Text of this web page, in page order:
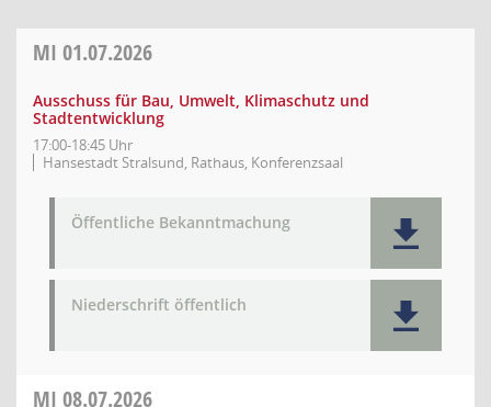
MI 01.07.2026
Ausschuss für Bau, Umwelt, Klimaschutz und
Stadtentwicklung
17:00-18:45 Uhr
Hansestadt Stralsund, Rathaus, Konferenzsaal
Öffentliche Bekanntmachung
Niederschrift öffentlich
MI 08.07.2026